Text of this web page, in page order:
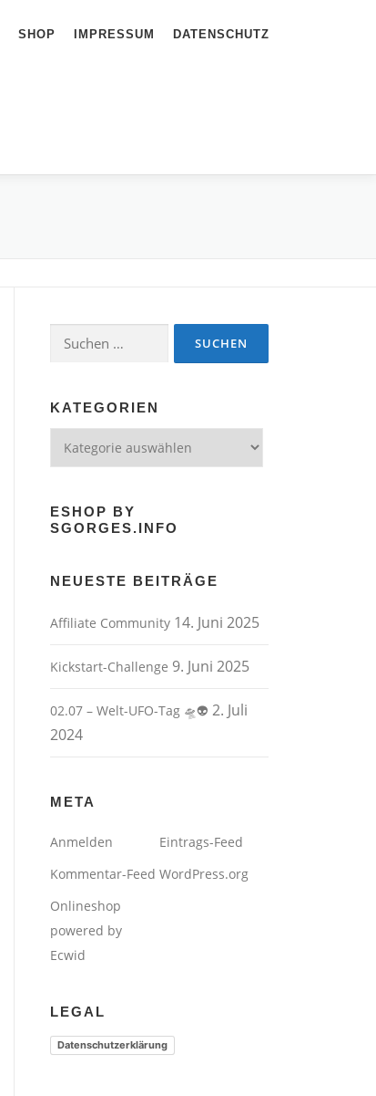
SHOP IMPRESSUM DATENSCHUTZ
Suchen
KATEGORIEN
Kategorien
ESHOP BY
SGORGES.INFO
NEUESTE BEITRÄGE
Affiliate Community 14. Juni 2025
Kickstart-Challenge 9. Juni 2025
02.07 – Welt-UFO-Tag 🛸👽 2. Juli
2024
META
Anmelden
Eintrags-Feed
Kommentar-Feed WordPress.org
Onlineshop
powered by
Ecwid
LEGAL
Datenschutzerklärung